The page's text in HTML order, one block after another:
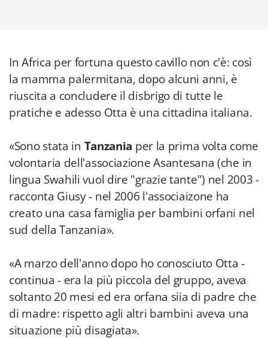
In Africa per fortuna questo cavillo non c'è: così
la mamma palermitana, dopo alcuni anni, è
riuscita a concludere il disbrigo di tutte le
pratiche e adesso Otta è una cittadina italiana.
«Sono stata in Tanzania per la prima volta come
volontaria dell'associazione Asantesana (che in
lingua Swahili vuol dire "grazie tante") nel 2003 -
racconta Giusy - nel 2006 l'associaizone ha
creato una casa famiglia per bambini orfani nel
sud della Tanzania».
«A marzo dell'anno dopo ho conosciuto Otta -
continua - era la più piccola del gruppo, aveva
soltanto 20 mesi ed era orfana siia di padre che
di madre: rispetto agli altri bambini aveva una
situazione più disagiata».